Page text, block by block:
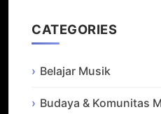
CATEGORIES
Belajar Musik
Budaya & Komunitas